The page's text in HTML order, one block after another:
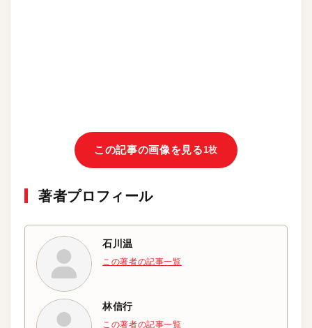
この記事の画像を見る 1枚
著者プロフィール
石川温
この著者の記事一覧
林信行
この著者の記事一覧